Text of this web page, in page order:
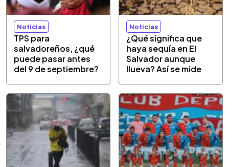
Noticias
TPS para
salvadoreños, ¿qué
puede pasar antes
del 9 de septiembre?
Noticias
¿Qué significa que
haya sequía en El
Salvador aunque
llueva? Así se mide